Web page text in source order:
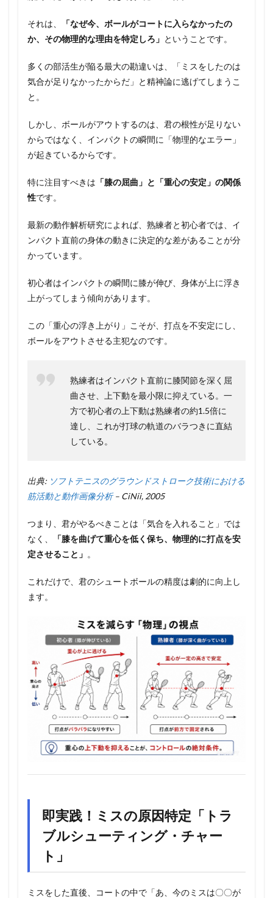
それは、
「なぜ今、ボールがコートに入らなかったの
か、その物理的な理由を特定しろ」 ということです。
多くの部活生が陥る最大の勘違いは、「ミスをしたのは
気合が足りなかったからだ」と精神論に逃げてしまうこ
と。
しかし、ボールがアウトするのは、君の根性が足りない
からではなく、インパクトの瞬間に「物理的なエラー」
が起きているからです。
特に注目すべきは 「膝の屈曲」と「重心の安定」の関係
性です。
最新の動作解析研究によれば、熟練者と初心者では、イ
ンパクト直前の身体の動きに決定的な差があることが分
かっています。
初心者はインパクトの瞬間に膝が伸び、身体が上に浮き
上がってしまう傾向があります。
この「重心の浮き上がり」こそが、打点を不安定にし、
ボールをアウトさせる主犯なのです。
熟練者はインパクト直前に膝関節を深く屈
曲させ、上下動を最小限に抑えている。一
方で初心者の上下動は熟練者の約1.5倍に
達し、これが打球の軌道のバラつきに直結
している。
出典: ソフトテニスのグラウンドストローク技術における
筋活動と動作画像分析– CiNii, 2005
つまり、君がやるべきことは「気合を入れること」では
なく、
「膝を曲げて重心を低く保ち、物理的に打点を安
定させること」 。
これだけで、君のシュートボールの精度は劇的に向上し
ます。
即実践！ミスの原因特定「トラ
ブルシューティング・チャー
ト」
ミスをした直後、コートの中で「あ、今のミスは〇〇が